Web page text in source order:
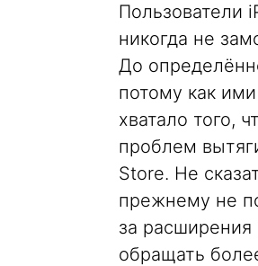
Пользователи
никогда не
До
потому как
хватало того,
проблем
Store. Не
прежнему не
за
обращать